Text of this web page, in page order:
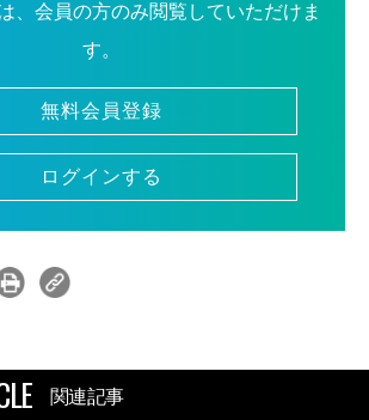
、会員の方のみ閲覧していただけま
す。
無料会員登録
ログインする
関連記事